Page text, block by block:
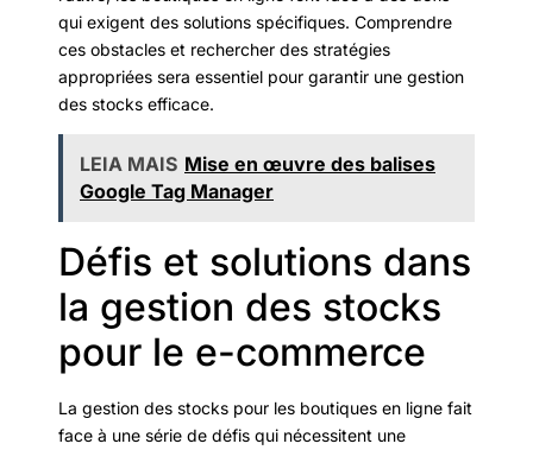
qui exigent des solutions spécifiques. Comprendre
ces obstacles et rechercher des stratégies
appropriées sera essentiel pour garantir une gestion
des stocks efficace.
LEIA MAIS Mise en œuvre des balises
Google Tag Manager
Défis et solutions dans
la gestion des stocks
pour le e-commerce
La gestion des stocks pour les boutiques en ligne fait
face à une série de défis qui nécessitent une